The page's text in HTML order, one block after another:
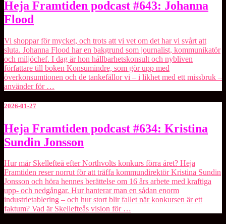
Heja
Framtiden
podcast
Johanna
Flood
Heja Framtiden podcast #643: Johanna
Flood
Vi shoppar för mycket, och trots att vi vet om det har vi svårt att
sluta. Johanna Flood har en bakgrund som journalist, kommunikatör
och miljöchef. I dag är hon hållbarhetskonsult och nybliven
författare till boken ⁠Konsumindre⁠, som gör upp med
överkonsumtionen och de tankefällor vi – i likhet med ett missbruk –
använder för …
2026-01-27
Heja
Framtiden
podcast
Kristina
Sundin
Jonsson
Heja Framtiden podcast #634: Kristina
Sundin Jonsson
Hur mår Skellefteå efter Northvolts konkurs förra året? Heja
Framtiden reser norrut för att träffa kommundirektör Kristina Sundin
Jonsson och höra hennes berättelse om 16 års arbete med kraftiga
upp- och nedgångar. Hur hanterar man en sådan enorm
industrietablering – och hur stort blir fallet när konkursen är ett
faktum? Vad är Skellefteås vision för …